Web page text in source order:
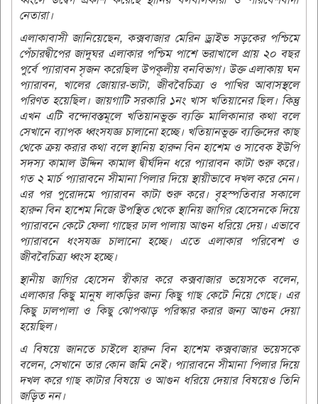
নেতারা।
এলাকাবাসী জানিয়েছেন, কক্সবাজার মেরিন ড্রাইভ সড়কের পশ্চিমে
পেঁচারদ্বীপের জাদুঘর এলাকার পশ্চিম পাশে ভরাখালে প্রায় ২০ বছর
পুর্বে প্যারাবন সৃজন করেছিল উপকূলীয় বনবিভাগ। উক্ত এলাকায় ঘন
প্যারাবন, খালের জোয়ার-ভাটা, জীববৈচিত্র্য ও পাখির আবাসস্থলে
পরিণত হয়েছিল। জায়গাটি সরকারি ১নং খাস খতিয়ানের ছিল। কিন্তু
এখন এটি বন্দোবস্তমূলে খতিয়ানভুক্ত ব্যক্তি মালিকানার কথা বলে
সেখানে ব্যাপক ধ্বংসযজ্ঞ চালানো হচ্ছে। খতিয়ানভুক্ত ব্যক্তিদের কাছ
থেকে ক্রয় করার কথা বলে স্থানিয় হারুন বিন হাশেম ও সাবেক ইউপি
সদস্য কামাল উদ্দিন কামাল দ্বীর্ঘদিন ধরে প্যারাবন কাটা শুরু করে।
গত ২ মার্চ প্যারাবনে সীমানা পিলার দিয়ে স্থায়ীভাবে দখল করে নেন।
এর পর পুরোদমে প্যারাবন কাটা শুরু করে। বৃহস্পতিবার সকালে
হারুন বিন হাশেম নিজে উপস্থিত থেকে স্থানিয় জাগির হোসেনকে দিয়ে
প্যারাবনে কেটে ফেলা গাছের ঢাল পালায় আগুন ধরিয়ে দেয়। এভাবে
প্যারাবনে ধংসযজ্ঞ চালানো হচ্ছে। এতে এলাকার পরিবেশ ও
জীববৈচিত্র্য ধ্বংস হচ্ছে।
স্থানীয় জাগির হোসেন স্বীকার করে কক্সবাজার ভয়েসকে বলেন,
এলাকার কিছু মানুষ লাকড়ির জন্য কিছু গাছ কেটে নিয়ে গেছে। এর
কিছু ঢালপালা ও কিছু ঝোপঝাড় পরিস্কার করার জন্য আগুন দেয়া
হয়েছিল।
এ বিষয়ে জানতে চাইলে হারুন বিন হাশেম কক্সবাজার ভয়েসকে
বলেন, সেখানে তার কোন জমি নেই। প্যারাবনে সীমানা পিলার দিয়ে
দখল করে গাছ কাটার বিষয়ে ও আগুন ধরিয়ে দেয়ার বিষয়েও তিনি
জড়িত নন।